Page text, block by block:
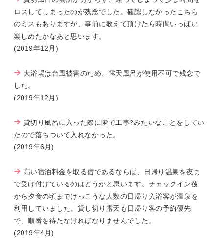
ロスしてしまったのが残念でした。確認しなかったこちら
のミスもありますが、事前に教えて頂けたら時間いっぱい
楽しめたかなあと思います。
(2019年12月)
大浴場は台風被害のため、露天風呂が使用不可で残念で
した。
(2019年12月)
貸切り風呂に入った際に隣で工事?みたいなことをしてい
たので落ちついて入れなかった。
(2019年6月)
高い宿泊料金を取る宿であるならば、日帰り温泉を夜ま
で受け付けているのはどうかと思います。チェックイン後
から夕食の頃までけっこうな人数の日帰り入浴客が温泉を
利用していました。貸し切り露天も日帰り客の予約優先
で、順番を待たなければなりませんでした。
(2019年4月)